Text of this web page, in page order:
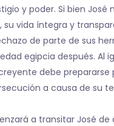
y poder. Si bien José
su vida íntegra y
de parte de sus
egipcia después. Al
debe prepararse
a causa de su
a transitar José de